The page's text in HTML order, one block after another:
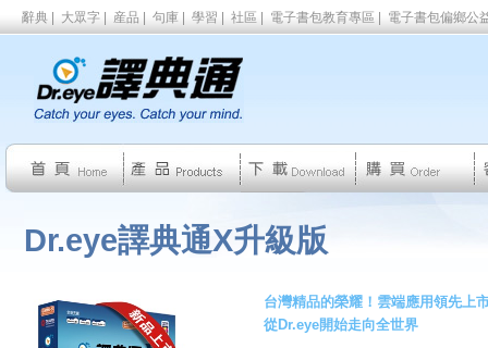
辭典 大眾字 産品 句庫 學習 社區 電子書包教育專區 電子書包偏鄉公
Dr.eye譯典通X升級版
台灣精品的榮耀！雲端應用領先上
從Dr.eye開始走向全世界